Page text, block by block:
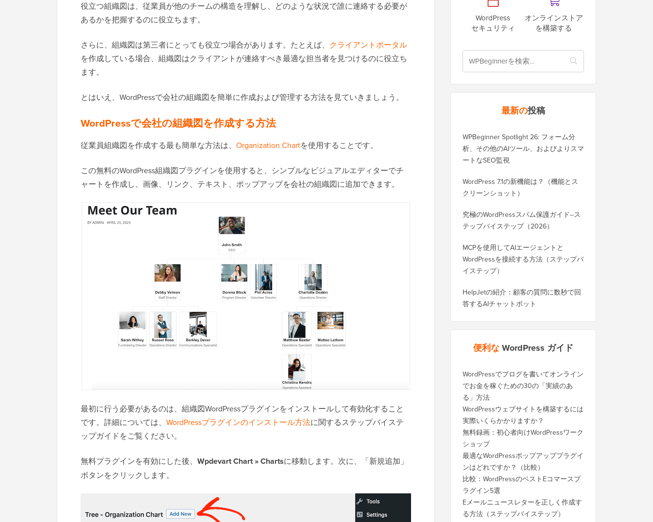
役立つ組織図は、従業員が他のチームの構造を理解し、どのような状況で誰に連絡する必要が
あるかを把握するのに役立ちます。
さらに、組織図は第三者にとっても役立つ場合があります。たとえば、 クライアントポータル
を作成している場合、組織図はクライアントが連絡すべき最適な担当者を見つけるのに役立ち
ます。
とはいえ、WordPressで会社の組織図を簡単に作成および管理する方法を見ていきましょう。
WordPressで会社の組織図を作成する方法
従業員組織図を作成する最も簡単な方法は、 Organization Chartを使用することです。
この無料のWordPress組織図プラグインを使用すると、シンプルなビジュアルエディターでチ
ャートを作成し、画像、リンク、テキスト、ポップアップを会社の組織図に追加できます。
最初に行う必要があるのは、組織図WordPressプラグインをインストールして有効化すること
です。詳細については、 WordPressプラグインのインストール方法に関するステップバイステ
ップガイドをご覧ください。
無料プラグインを有効にした後、 Wpdevart Chart » Chartsに移動します。次に、「新規追加」
ボタンをクリックします。
WordPress
セキュリティ
オンラインストア
を構築する
最新の投稿
WPBeginner Spotlight 26: フォーム分
析、その他のAIツール、およびよりスマ
ートなSEO監視
WordPress 7.1の新機能は？（機能とス
クリーンショット）
究極のWordPressスパム保護ガイド–ス
テップバイステップ（2026）
MCPを使用してAIエージェントと
WordPressを接続する方法（ステップバ
イステップ）
HelpJetの紹介：顧客の質問に数秒で回
答するAIチャットボット
便利なWordPress ガイド
WordPressでブログを書いてオンライン
でお金を稼ぐための30の「実績のあ
る」方法
WordPressウェブサイトを構築するには
実際いくらかかりますか？
無料録画：初心者向けWordPressワーク
ショップ
最適なWordPressポップアッププラグイ
ンはどれですか？（比較）
比較：WordPressのベストEコマースプ
ラグイン5選
Eメールニュースレターを正しく作成す
る方法（ステップバイステップ）